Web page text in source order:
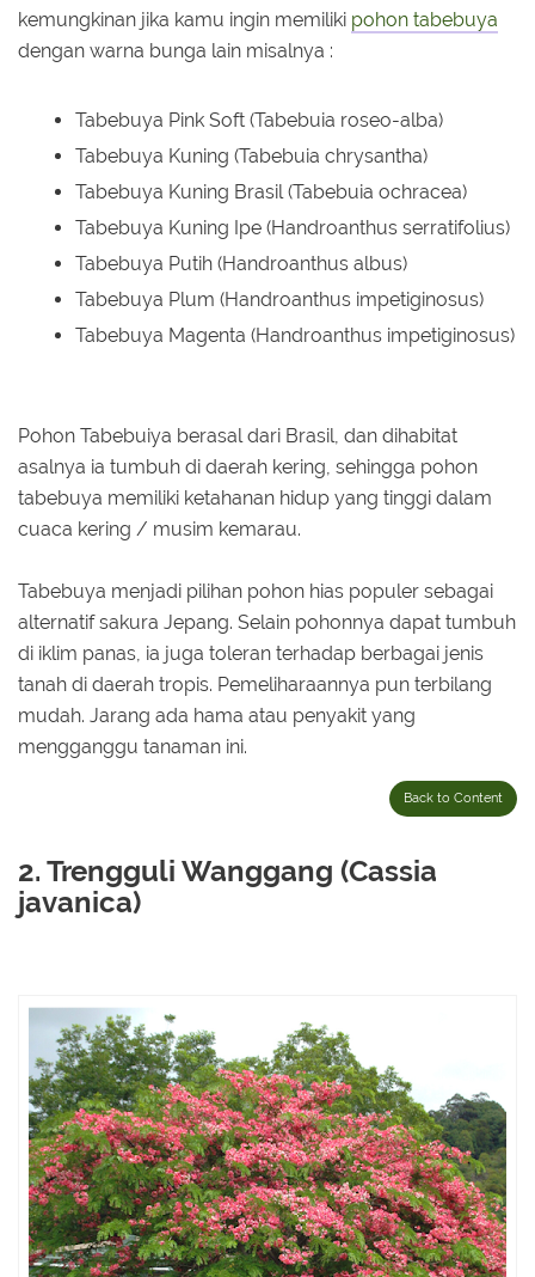
kemungkinan jika kamu ingin memiliki pohon tabebuya
dengan warna bunga lain misalnya :
Tabebuya Pink Soft (Tabebuia roseo-alba)
Tabebuya Kuning (Tabebuia chrysantha)
Tabebuya Kuning Brasil (Tabebuia ochracea)
Tabebuya Kuning Ipe (Handroanthus serratifolius)
Tabebuya Putih (Handroanthus albus)
Tabebuya Plum (Handroanthus impetiginosus)
Tabebuya Magenta (Handroanthus impetiginosus)
Pohon Tabebuiya berasal dari Brasil, dan dihabitat
asalnya ia tumbuh di daerah kering, sehingga pohon
tabebuya memiliki ketahanan hidup yang tinggi dalam
cuaca kering / musim kemarau.
Tabebuya menjadi pilihan pohon hias populer sebagai
alternatif sakura Jepang. Selain pohonnya dapat tumbuh
di iklim panas, ia juga toleran terhadap berbagai jenis
tanah di daerah tropis. Pemeliharaannya pun terbilang
mudah. Jarang ada hama atau penyakit yang
mengganggu tanaman ini.
Back to Content
2. Trengguli Wanggang (Cassia
javanica)